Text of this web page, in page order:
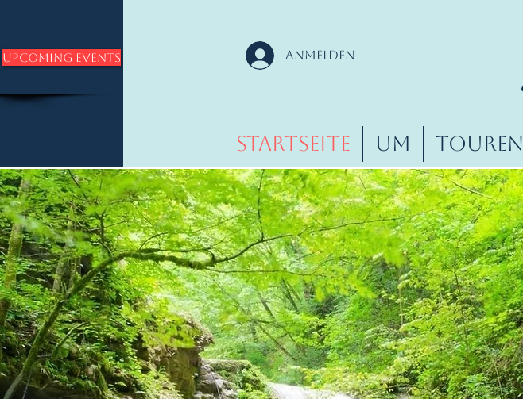
Upcoming Events Anmelden
Startseite Um Touren